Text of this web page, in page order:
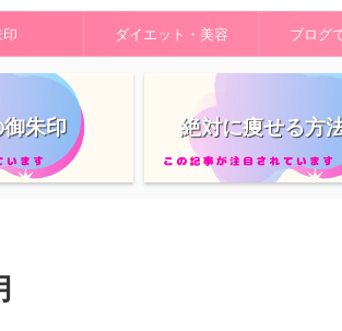
ダイエット・美容 ブログ
御朱印 絶対に痩せる方